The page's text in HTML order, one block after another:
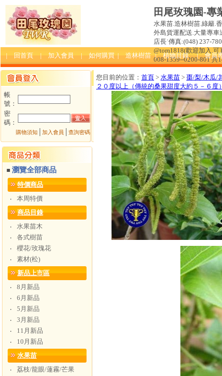
田尾玫瑰園-專
水果苗.造林樹苗.綠籬.
外島貨運配送.大量專車
店長˙傳真:(048) 237-
@tom1818(歡迎加入.
008-1359--0200-801 共
| 回首頁 | 加入會員 | 如何購買 | 造林樹苗 | 植物目錄 | 會員
帳
號：
密
碼：
購物須知 加入會員 查詢密碼
■瀏覽全部商品
特價商品
‧
本周特價
商品目錄
‧
水果苗木
‧
各式樹苗
‧
櫻花/玫瑰花
‧
素材(松)
新品上市區
‧
8月新品
‧
6月新品
‧
5月新品
‧
3月新品
‧
11月新品
‧
10月新品
水果苗
‧
荔枝/龍眼/蓮霧/芒果
您目前的位置： 首頁 > 水果苗 > 棗/梨/木瓜/
２０度以上（傳統的桑果甜度大約５－６